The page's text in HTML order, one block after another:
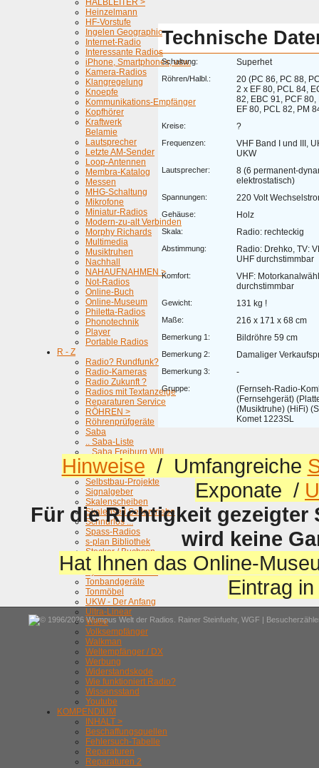
HALBLEITER >
Heinzelmann
HF-Vorstufe
Ingelen Geographic
Internet-Radio
Interessante Radios
iPhone, Smartphones, usw.
Kamera-Radios
Klangregelung
Knoepfe
Kommunikations-Empfänger
Kopfhörer
Kraftwerk
Belamie
Lautsprecher
Letzte AM-Sender
Loop-Antennen
Membra-Katalog
Messen
MHG-Schaltung
Mikrofone
Miniatur-Radios
Modern-zu-alt Verbinden
Morphy Richards
Multimedia
Musiktruhen
Nachhall
NAHAUFNAHMEN >
Not-Radios
Online-Buch
Online-Museum
Philetta-Radios
Phonotechnik
Player
Portable Radios
R - Z
Radio? Rundfunk?
Radio-Kameras
Radio Zukunft ?
Radios mit Textanzeige
Reparaturen Service
RÖHREN >
Röhrenprüfgeräte
Saba
.. Saba-Liste
.. Saba Freiburg WIII
Schaltbilder, Schaltbildlesen
SDR-DSP Empfänger
Selbstbau-Projekte
Signalgeber
Skalenscheiben
Skalenseil Seilantriebe
Schnurlos ...
Spass-Radios
s-plan Bibliothek
Stecker / Buchsen
Stereo
Synchron-Detektor
Tonbandgeräte
Tonmöbel
UKW - Der Anfang
Ultra-Linear
Video
Volksempfänger
Walkman
Weltempfänger / DX
Werbung
Widerstandskode
Wie funktioniert Radio?
Wissensstand
Youtube
KOMPENDIUM
INHALT >
Beschaffungsquellen
Fehlersuch-Tabelle
Reparaturen
Reparaturen 2
Technische
Schaltung: Superhet
Röhren/Halbl.:
20 (PC 86, PC 88,
2 x EF 80, PCL 84,
82, EBC 91, PCF
EF 80, PCL 82, PM
Kreise: ?
Frequenzen:
VHF Band I und III,
UKW
Lautsprecher:
8 (6 permanent-
elektrostatisch)
Spannungen: 220 Volt
Gehäuse: Holz
Skala: Radio: rechteckig
Abstimmung:
Radio: Drehko, TV:
UHF durchstimmbar
Komfort:
VHF:
durchstimmbar
Gewicht: 131 kg !
Maße: 216 x 171 x 68 cm
Bemerkung 1: Bildröhre 59 cm
Bemerkung 2: Damaliger
Bemerkung 3: -
Gruppe:
(Fernseh-Radio-
(Fernsehgerät)
(Musiktruhe) (HiFi)
Komet 1223SL
Hinweise / Umfangreiche
Exponate /
Für die Richtigkeit
wird keine
Hat Ihnen das Online-
Eintrag
© 1996/2026 Wumpus Welt der Radios. Rainer Steinfuehr, WGF |